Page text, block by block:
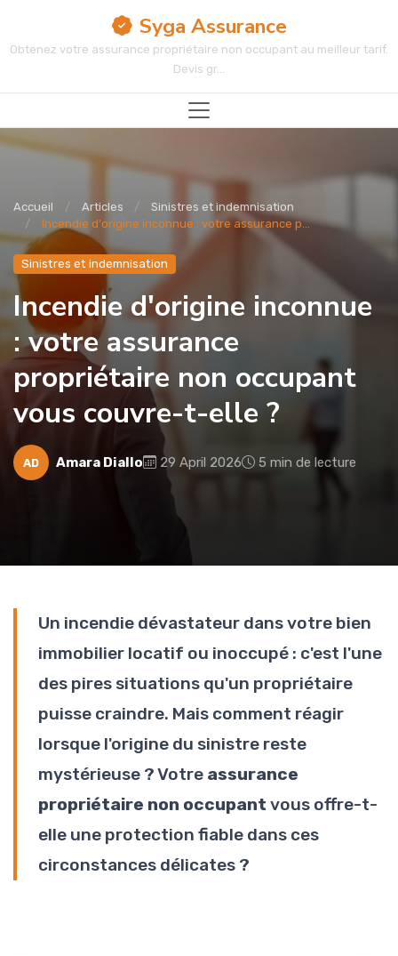
Syga Assurance
Obtenez votre assurance propriétaire non occupant au meilleur tarif.
Devis gr...
Accueil Articles
Sinistres et indemnisation
Incendie d'origine inconnue : votre assurance p...
Sinistres et indemnisation
Incendie d'origine inconnue
: votre assurance
propriétaire non occupant
vous couvre-t-elle ?
AD Amara Diallo 29 April 2026 5 min de lecture
Un incendie dévastateur dans votre bien
immobilier locatif ou inoccupé : c'est l'une
des pires situations qu'un propriétaire
puisse craindre. Mais comment réagir
lorsque l'origine du sinistre reste
mystérieuse ? Votre assurance
propriétaire non occupant vous offre-t-
elle une protection fiable dans ces
circonstances délicates ?